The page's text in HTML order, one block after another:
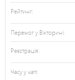
Рейтинг:
Перемог у Вікторині:
Реєстрація:
Часу у чаті: